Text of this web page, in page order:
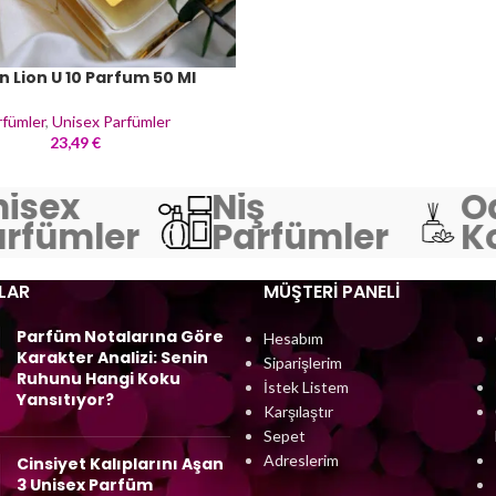
Lion U 10 Parfum 50 Ml
,Unisex Parfümler
23,49€
Niş
Parfümler
Parfüm Notalarına Göre
Karakter Analizi: Senin
Ruhunu Hangi Koku
Yansıtıyor?
Cinsiyet Kalıplarını Aşan
3 Unisex Parfüm
MÜŞTERI PANELI
Hesabım
Siparişlerim
İstek Listem
Karşılaştır
Sepet
Adreslerim